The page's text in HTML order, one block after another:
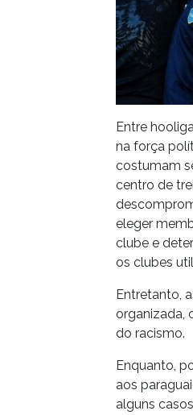
Entre
na força
costumam
centro de
eleger
clube e
os clubes
Entretanto,
organizada,
do racismo.
Enquanto,
aos
alguns